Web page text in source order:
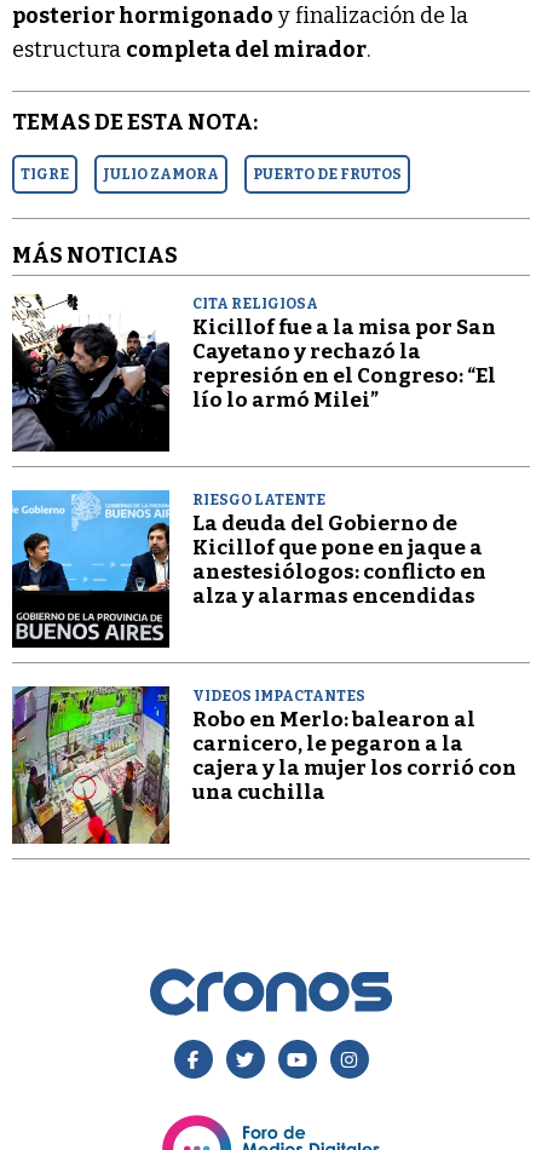
posterior hormigonado y finalización de la
estructura completa del mirador.
TEMAS DE ESTA NOTA:
TIGRE JULIO ZAMORA PUERTO DE FRUTOS
MÁS NOTICIAS
CITA RELIGIOSA
Kicillof fue a la misa por San
Cayetano y rechazó la
represión en el Congreso: “El
lío lo armó Milei”
RIESGO LATENTE
La deuda del Gobierno de
Kicillof que pone en jaque a
anestesiólogos: conflicto en
alza y alarmas encendidas
VIDEOS IMPACTANTES
Robo en Merlo: balearon al
carnicero, le pegaron a la
cajera y la mujer los corrió con
una cuchilla